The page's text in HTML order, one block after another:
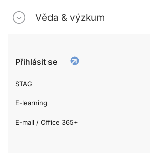
Věda & výzkum
Přihlásit se
STAG
E-learning
E-mail / Office 365+